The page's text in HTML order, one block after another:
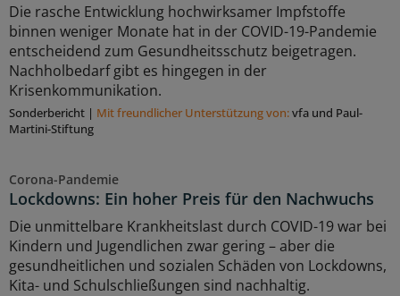
Die rasche Entwicklung hochwirksamer Impfstoffe
binnen weniger Monate hat in der COVID-19-Pandemie
entscheidend zum Gesundheitsschutz beigetragen.
Nachholbedarf gibt es hingegen in der
Krisenkommunikation.
Sonderbericht | Mit freundlicher Unterstützung von:vfa und Paul-
Martini-Stiftung
Corona-Pandemie
Lockdowns: Ein hoher Preis für den Nachwuchs
Die unmittelbare Krankheitslast durch COVID-19 war bei
Kindern und Jugendlichen zwar gering – aber die
gesundheitlichen und sozialen Schäden von Lockdowns,
Kita- und Schulschließungen sind nachhaltig.